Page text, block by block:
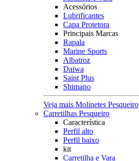
Acessórios
Lubrificantes
Capa Protetora
Principais Marcas
Rapala
Marine Sports
Albatroz
Daiwa
Saint Plus
Shimano
Veja mais Molinetes Pesqueiro
Carretilhas Pesqueiro
Característica
Perfil alto
Perfil baixo
kit
Carretilha e Vara